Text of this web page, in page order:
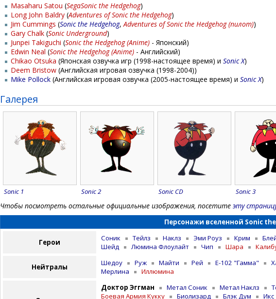
Masaharu Satou (SegaSonic the Hedgehog)
Long John Baldry (Adventures of Sonic the Hedgehog)
Jim Cummings (Sonic the Hedgehog,Adventures of Sonic the Hedgehog (пилот))
Gary Chalk (Sonic Underground)
Junpei Takiguchi (Sonic the Hedgehog (Anime) - Японский)
Edwin Neal (Sonic the Hedgehog (Anime) - Английский)
Chikao Otsuka (Японская озвучка игр (1998-настоящее время) иSonic X)
Deem Bristow (Английская игровая озвучка (1998-2004))
Mike Pollock (Английская игровая озвучка (2005-настоящее время) иSonic X)
Галерея
Sonic 1 Sonic 2 Sonic CD Sonic 3
Чтобы посмотреть остальные официальные изображения, посетите эту
Персонажи вселенной Sonic
Герои Соник Тейлз Наклз Эми Роуз Крим
Шейд
Люмина Флоулайт Чип Шара
Нейтралы Шедоу Руж Майти Рей E-102 "Гамма"
Мерлина
Иллюмина
Доктор Эггман Метал Соник Метал Наклз
Боевая Армия Кукку
Биолизард Блэк Дум Икс